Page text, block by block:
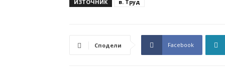
ИЗТОЧНИК в. Труд
Сподели Facebook